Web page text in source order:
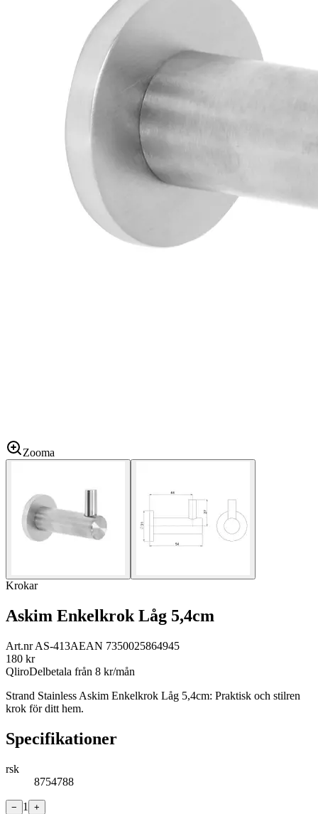
Zooma
Krokar
Askim Enkelkrok Låg 5,4cm
Art.nrAS-413AEAN 7350025864945
180 kr
QliroDelbetala från 8 kr/mån
Strand Stainless Askim Enkelkrok Låg 5,4cm: Praktisk och stilren
krok för ditt hem.
Specifikationer
rsk
8754788
− 1
+